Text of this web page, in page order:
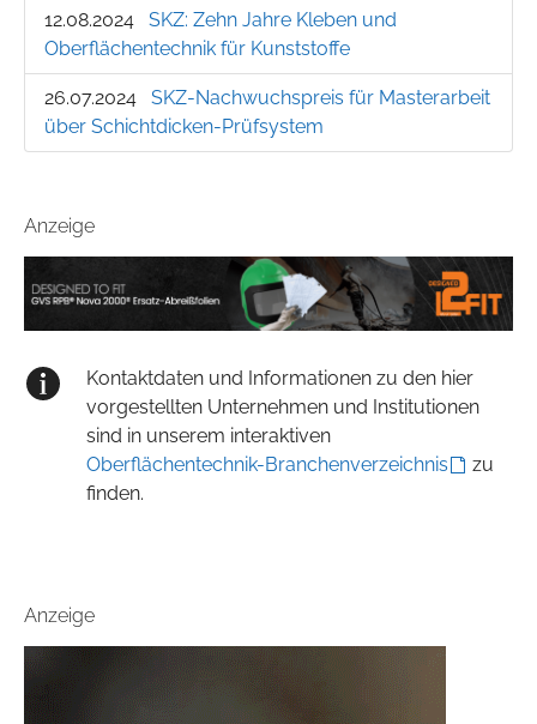
12.08.2024
SKZ: Zehn Jahre Kleben und
Oberflächentechnik für Kunststoffe
26.07.2024
SKZ-Nachwuchspreis für Masterarbeit
über Schichtdicken-Prüfsystem
Anzeige
Kontaktdaten und Informationen zu den hier
vorgestellten Unternehmen und Institutionen
sind in unserem interaktiven
Oberflächentechnik-Branchenverzeichnis
zu
finden.
Anzeige